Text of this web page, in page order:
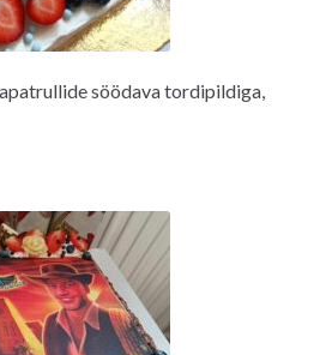
söödava tordipildiga,